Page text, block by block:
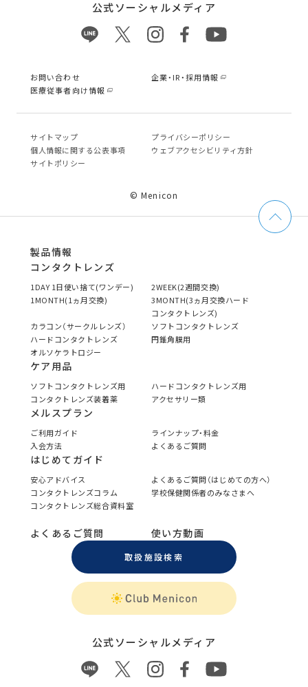
公式ソーシャルメディア
お問い合わせ
企業・IR・採用情報
医療従事者向け情報
サイトマップ
プライバシーポリシー
個⼈情報に関する公表事項
ウェブアクセシビリティ方針
サイトポリシー
© Menicon
製品情報
コンタクトレンズ
1DAY 1日使い捨て(ワンデー)
2WEEK(2週間交換)
1MONTH(1ヵ月交換)
3MONTH(3ヵ月交換ハード
コンタクトレンズ)
カラコン（サークルレンズ）
ソフトコンタクトレンズ
ハードコンタクトレンズ
円錐角膜用
オルソケラトロジー
ケア用品
ソフトコンタクトレンズ用
ハードコンタクトレンズ用
コンタクトレンズ装着薬
アクセサリー類
メルスプラン
ご利用ガイド
ラインナップ・料金
入会方法
よくあるご質問
はじめてガイド
安心アドバイス
よくあるご質問（はじめての方へ）
コンタクトレンズコラム
学校保健関係者のみなさまへ
コンタクトレンズ総合資料室
よくあるご質問 使い方動画
取扱施設検索
公式ソーシャルメディア